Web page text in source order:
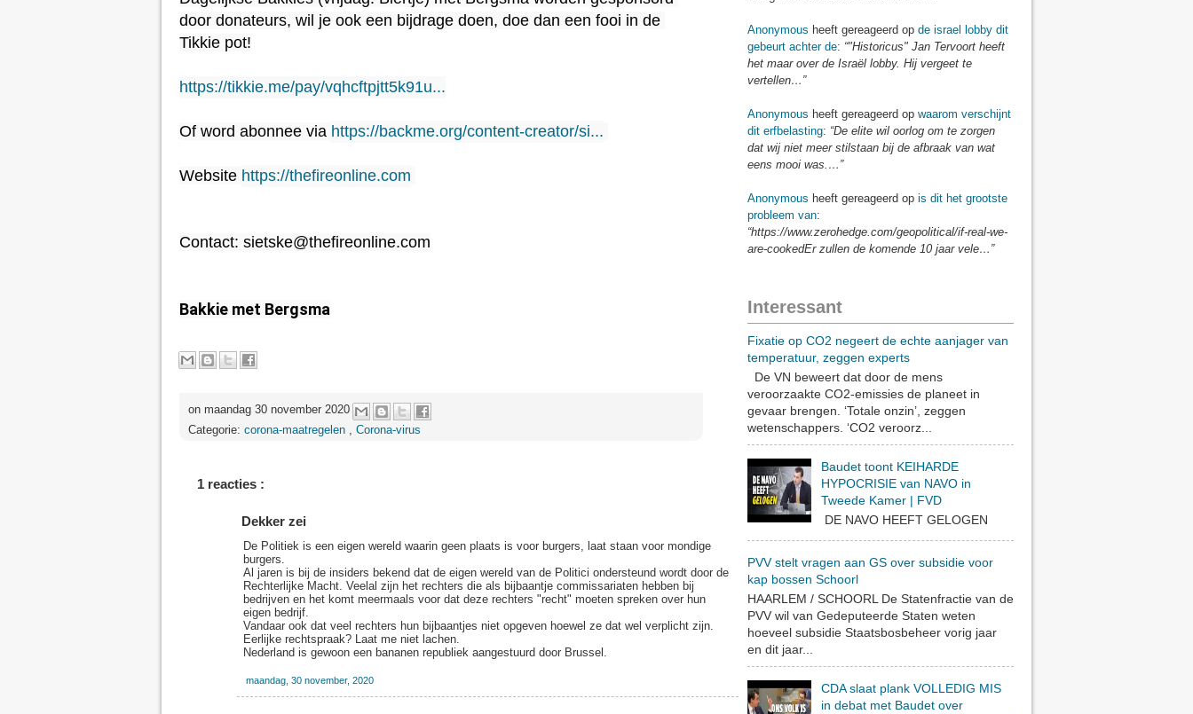
door donateurs, wil je ook een bijdrage doen, doe dan een fooi in de
Tikkie pot!
https://tikkie.me/pay/vqhcftpjtt5k91u...
Of word abonnee via https://backme.org/content-creator/si...
Website https://thefireonline.com
Contact: sietske@thefireonline.com
Bakkie met Bergsma
on maandag 30 november 2020
Categorie: corona-maatregelen , Corona-virus
1 reacties :
Dekker zei
De Politiek is een eigen wereld waarin geen plaats is voor burgers, laat staan voor mondige
burgers.
Al jaren is bij de insiders bekend dat de eigen wereld van de Politici ondersteund wordt door de
Rechterlijke Macht. Veelal zijn het rechters die als bijbaantje commissariaten hebben bij
bedrijven en het komt meermaals voor dat deze rechters "recht" moeten spreken over hun
eigen bedrijf.
Vandaar ook dat veel rechters hun bijbaantjes niet opgeven hoewel ze dat wel verplicht zijn.
Eerlijke rechtspraak? Laat me niet lachen.
Nederland is gewoon een bananen republiek aangestuurd door Brussel.
maandag, 30 november, 2020
Anonymous heeft gereageerd op de israel lobby dit
gebeurt achter de: “"Historicus" Jan Tervoort heeft
het maar over de Israël lobby. Hij vergeet te
vertellen…”
Anonymous heeft gereageerd op waarom verschijnt
dit erfbelasting: “De elite wil oorlog om te zorgen
dat wij niet meer stilstaan bij de afbraak van wat
eens mooi was.…”
Anonymous heeft gereageerd op is dit het grootste
probleem van:
“https://www.zerohedge.com/geopolitical/if-real-we-
are-cookedEr zullen de komende 10 jaar vele…”
Interessant
Fixatie op CO2 negeert de echte aanjager van
temperatuur, zeggen experts
De VN beweert dat door de mens
veroorzaakte CO2-emissies de planeet in
gevaar brengen. ‘Totale onzin’, zeggen
wetenschappers. ‘CO2 veroorz...
Baudet toont KEIHARDE
HYPOCRISIE van NAVO in
Tweede Kamer | FVD
DE NAVO HEEFT GELOGEN
PVV stelt vragen aan GS over subsidie voor
kap bossen Schoorl
HAARLEM / SCHOORL De Statenfractie van de
PVV wil van Gedeputeerde Staten weten
hoeveel subsidie Staatsbosbeheer vorig jaar
en dit jaar...
CDA slaat plank VOLLEDIG MIS
in debat met Baudet over